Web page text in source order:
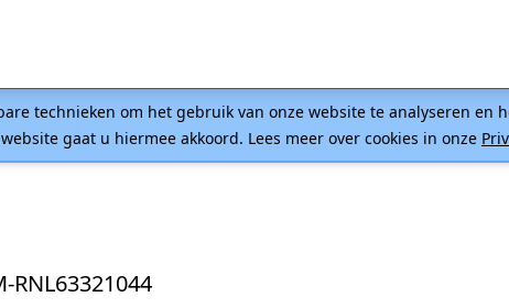
technieken om het gebruik van onze website te analyseren en
gaat u hiermee akkoord. Lees meer over cookies in onze
RNL63321044